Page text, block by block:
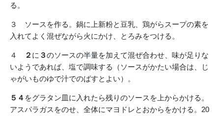
る。
３ ソースを作る。鍋に上新粉と豆乳、鶏がらスープの素を
入れてよく混ぜながら火にかけ、とろみをつける。
４ ２ に ３のソースの半量を加えて混ぜ合わせ、味が足りな
いようであれば、塩で調味する（ソースがかたい場合は、じ
ゃがいものゆで汁でのばすとよい）。
５４ をグラタン皿に入れたら残りのソースを上からかける。
アスパラガスをのせ、全体にマヨドレとおからをかける。20